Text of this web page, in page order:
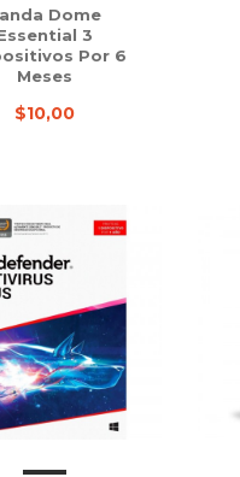
Dome
3
Por 6
Meses
$10,00